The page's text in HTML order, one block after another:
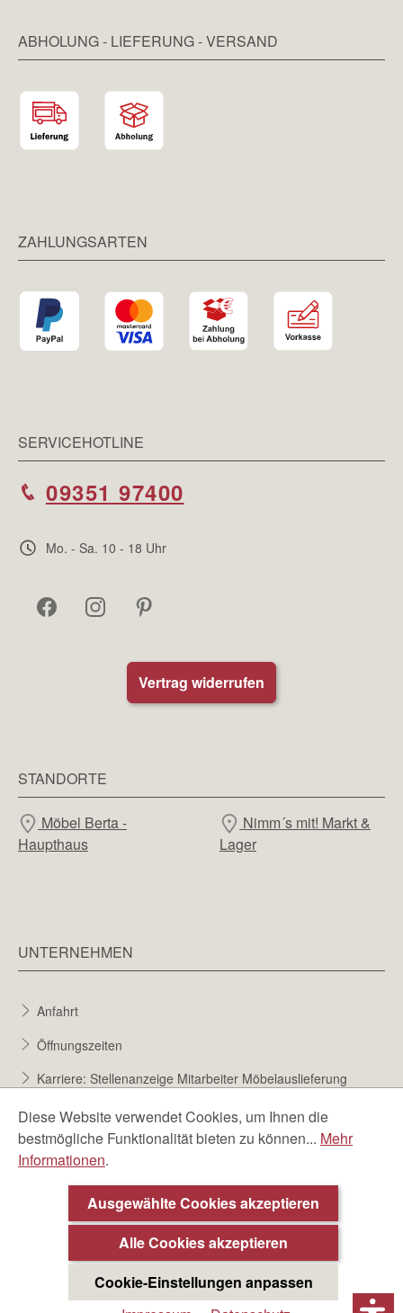
ABHOLUNG - LIEFERUNG - VERSAND
ZAHLUNGSARTEN
SERVICEHOTLINE
09351 97400
Mo. - Sa. 10 - 18 Uhr
Vertrag widerrufen
STANDORTE
Möbel Berta -
Haupthaus
Nimm´s mit! Markt &
Lager
UNTERNEHMEN
Anfahrt
Öffnungszeiten
Karriere: Stellenanzeige Mitarbeiter Möbelauslieferung
Karriere bei Möbel Berta
Bewerbungsformular
Diese Website verwendet Cookies, um Ihnen die
bestmögliche Funktionalität bieten zu können... Mehr
Informationen.
Ausgewählte Cookies akzeptieren
Alle Cookies akzeptieren
Cookie-Einstellungen anpassen